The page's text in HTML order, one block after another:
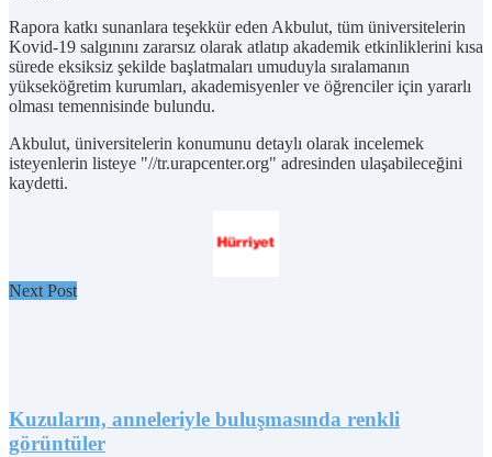
Rapora katkı sunanlara teşekkür eden Akbulut, tüm üniversitelerin
Kovid-19 salgınını zararsız olarak atlatıp akademik etkinliklerini kısa
sürede eksiksiz şekilde başlatmaları umuduyla sıralamanın
yükseköğretim kurumları, akademisyenler ve öğrenciler için yararlı
olması temennisinde bulundu.
Akbulut, üniversitelerin konumunu detaylı olarak incelemek
isteyenlerin listeye "//tr.urapcenter.org" adresinden ulaşabileceğini
kaydetti.
Next Post
Kuzuların, anneleriyle buluşmasında renkli
görüntüler